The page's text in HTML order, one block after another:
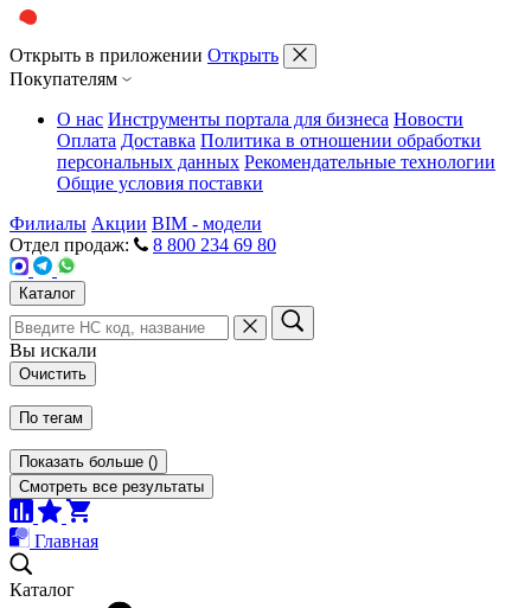
Открыть в приложении Открыть
Покупателям
О нас Инструменты портала для бизнеса Новости
Оплата Доставка Политика в отношении обработки
персональных данных Рекомендательные технологии
Общие условия поставки
Филиалы Акции BIM - модели
Отдел продаж:
8 800 234 69 80
Каталог
Вы искали
Очистить
По тегам
Показать больше ()
Смотреть все результаты
Главная
Каталог